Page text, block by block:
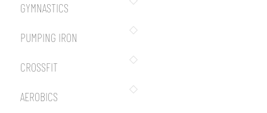
GYMNASTICS
PUMPING IRON
CROSSFIT
AEROBICS